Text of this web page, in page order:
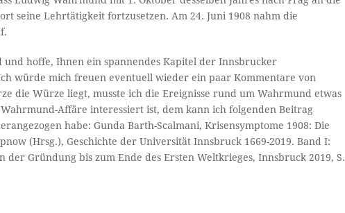
seine Lehrtätigkeit fortzusetzen. Am 24. Juni 1908 nahm die
hoffe, Ihnen ein spannendes Kapitel der Innsbrucker
würde mich freuen eventuell wieder ein paar Kommentare von
die Würze liegt, musste ich die Ereignisse rund um Wahrmund etwas
Affäre interessiert ist, dem kann ich folgenden Beitrag
habe: Gunda Barth-Scalmani, Krisensymptome 1908: Die
(Hrsg.), Geschichte der Universität Innsbruck 1669-2019. Band I:
der Gründung bis zum Ende des Ersten Weltkrieges, Innsbruck 2019, S.